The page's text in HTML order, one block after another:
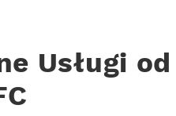
Usługi od